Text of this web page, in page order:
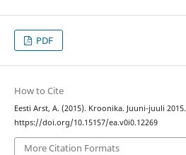
PDF
How to Cite
Eesti Arst, A. (2015). Kroonika. Juuni-juuli 2015.
https://doi.org/10.15157/ea.v0i0.12269
More Citation Formats